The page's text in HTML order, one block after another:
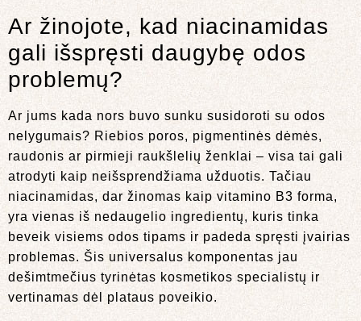
Ar žinojote, kad niacinamidas
gali išspręsti daugybę odos
problemų?
Ar jums kada nors buvo sunku susidoroti su odos
nelygumais? Riebios poros, pigmentinės dėmės,
raudonis ar pirmieji raukšlelių ženklai – visa tai gali
atrodyti kaip neišsprendžiama užduotis. Tačiau
niacinamidas, dar žinomas kaip vitamino B3 forma,
yra vienas iš nedaugelio ingredientų, kuris tinka
beveik visiems odos tipams ir padeda spręsti įvairias
problemas. Šis universalus komponentas jau
dešimtmečius tyrinėtas kosmetikos specialistų ir
vertinamas dėl plataus poveikio.